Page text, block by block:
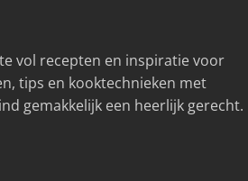
vol recepten en inspiratie voor
tips en kooktechnieken met
gemakkelijk een heerlijk gerecht.